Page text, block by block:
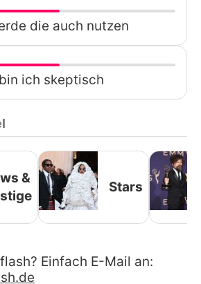
die auch nutzen
ich skeptisch
&
Stars
Einfach E-Mail an: